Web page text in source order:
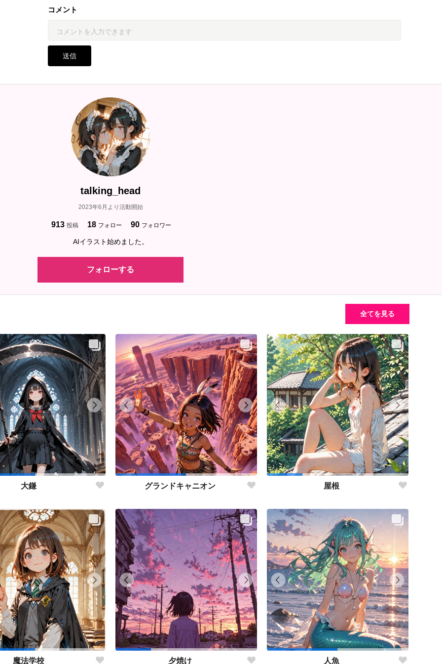
コメント
送信
talking_head
2023年6月より活動開始
913 投稿 18 フォロー 90 フォロワー
AIイラスト始めました。
フォローする
全てを見る
大鎌 グランドキャニオン 屋根
魔法学校 夕焼け 人魚